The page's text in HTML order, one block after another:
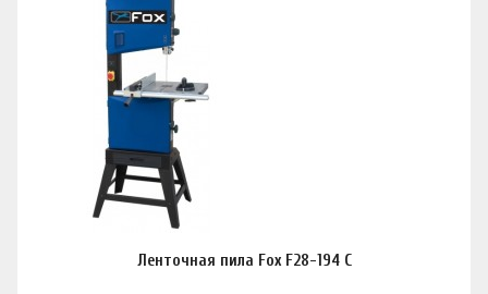
Ленточная пила Fox F28-194 C